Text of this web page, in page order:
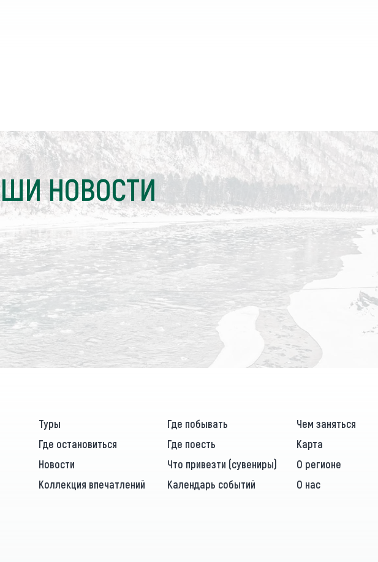
НОВОСТИ
Туры Где побывать Чем заняться
Где остановиться
Где поесть Карта
Новости
Что привезти (сувениры) О регионе
Коллекция впечатлений
Календарь событий О нас